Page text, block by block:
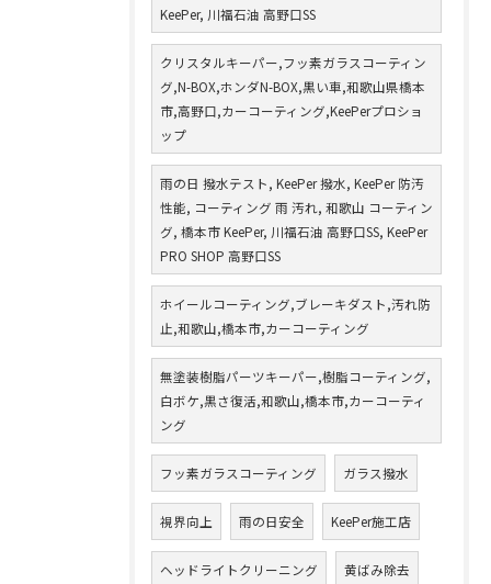
KeePer, 川福石油 高野口SS
クリスタルキーパー,フッ素ガラスコーティン
グ,N-BOX,ホンダN-BOX,黒い車,和歌山県橋本
市,高野口,カーコーティング,KeePerプロショ
ップ
雨の日 撥水テスト, KeePer 撥水, KeePer 防汚
性能, コーティング 雨 汚れ, 和歌山 コーティン
グ, 橋本市 KeePer, 川福石油 高野口SS, KeePer
PRO SHOP 高野口SS
ホイールコーティング,ブレーキダスト,汚れ防
止,和歌山,橋本市,カーコーティング
無塗装樹脂パーツキーパー,樹脂コーティング,
白ボケ,黒さ復活,和歌山,橋本市,カーコーティ
ング
フッ素ガラスコーティング ガラス撥水
視界向上 雨の日安全 KeePer施工店
ヘッドライトクリーニング 黄ばみ除去